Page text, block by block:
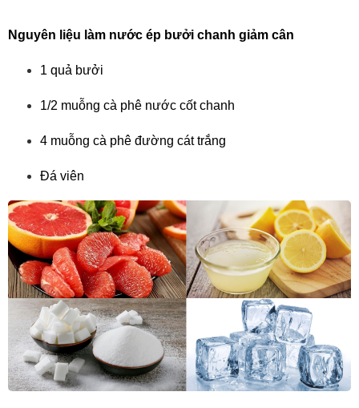
Nguyên liệu làm nước ép bưởi chanh giảm cân
1 quả bưởi
1/2 muỗng cà phê nước cốt chanh
4 muỗng cà phê đường cát trắng
Đá viên